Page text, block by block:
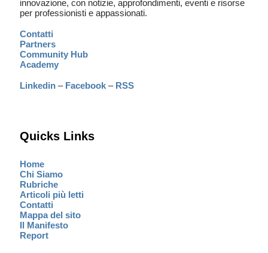
innovazione, con notizie, approfondimenti, eventi e risorse
per professionisti e appassionati.
Contatti
Partners
Community Hub
Academy
Linkedin – Facebook – RSS
Quicks Links
Home
Chi Siamo
Rubriche
Articoli più letti
Contatti
Mappa del sito
Il Manifesto
Report